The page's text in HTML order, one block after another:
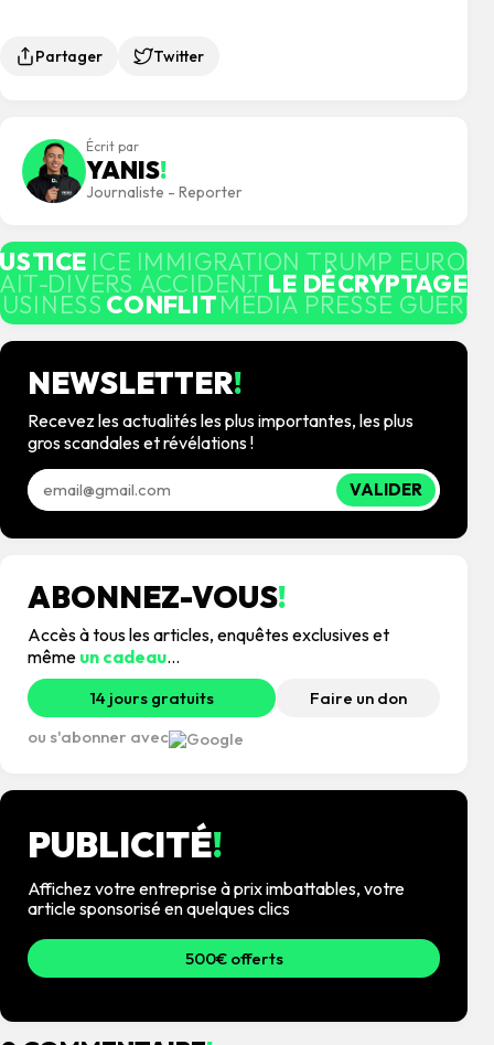
Partager Twitter
Écrit par
YANIS!
Journaliste - Reporter
ICE IMMIGRATION TRUMP EUROPE
DIVERS ACCIDENT LE DÉCRYPTAGE
CONFLIT MÉDIA PRESSE
NEWSLETTER!
Recevez les actualités les plus importantes, les plus
gros scandales et révélations !
VALIDER
ABONNEZ-VOUS!
Accès à tous les articles, enquêtes exclusives et
même un cadeau...
14 jours gratuits
Faire un don
ou s'abonner avec
PUBLICITÉ!
Affichez votre entreprise à prix imbattables, votre
article sponsorisé en quelques clics
500€ offerts